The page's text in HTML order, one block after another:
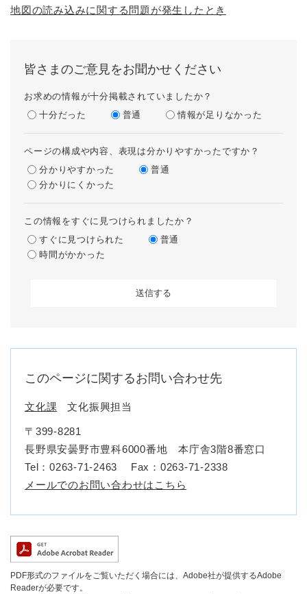
地図の読み込みに関する問題が発生したとき
皆さまのご意見をお聞かせください
お求めの情報が十分掲載されていましたか？
十分だった
普通 情報が足りなかった
ページの構成や内容、表現は分かりやすかったですか？
分かりやすかった
普通
分かりにくかった
この情報をすぐに見つけられましたか？
すぐに見つけられた
普通
時間がかかった
このページに関するお問い合わせ先
文化課 文化振興担当
〒399-8281
長野県安曇野市豊科6000番地 本庁舎3階8番窓口
Tel：0263-71-2463
Fax：0263-71-2338
メールでのお問い合わせはこちら
PDF形式のファイルをご覧いただく場合には、Adobe社が提供するAdobe
Readerが必要です。